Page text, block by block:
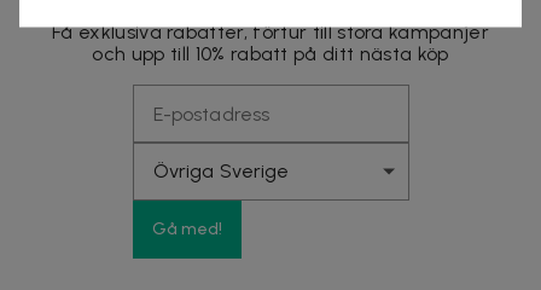
Få exklusiva rabatter, förtur till stora kampanjer
och upp till 10% rabatt på ditt nästa köp
Gå med!